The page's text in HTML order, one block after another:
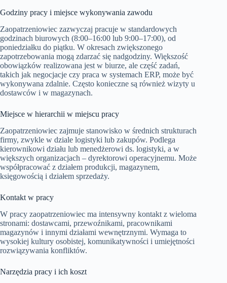
Godziny pracy i miejsce wykonywania zawodu
Zaopatrzeniowiec zazwyczaj pracuje w standardowych
godzinach biurowych (8:00–16:00 lub 9:00–17:00), od
poniedziałku do piątku. W okresach zwiększonego
zapotrzebowania mogą zdarzać się nadgodziny. Większość
obowiązków realizowana jest w biurze, ale część zadań,
takich jak negocjacje czy praca w systemach ERP, może być
wykonywana zdalnie. Często konieczne są również wizyty u
dostawców i w magazynach.
Miejsce w hierarchii w miejscu pracy
Zaopatrzeniowiec zajmuje stanowisko w średnich strukturach
firmy, zwykle w dziale logistyki lub zakupów. Podlega
kierownikowi działu lub menedżerowi ds. logistyki, a w
większych organizacjach – dyrektorowi operacyjnemu. Może
współpracować z działem produkcji, magazynem,
księgowością i działem sprzedaży.
Kontakt w pracy
W pracy zaopatrzeniowiec ma intensywny kontakt z wieloma
stronami: dostawcami, przewoźnikami, pracownikami
magazynów i innymi działami wewnętrznymi. Wymaga to
wysokiej kultury osobistej, komunikatywności i umiejętności
rozwiązywania konfliktów.
Narzędzia pracy i ich koszt